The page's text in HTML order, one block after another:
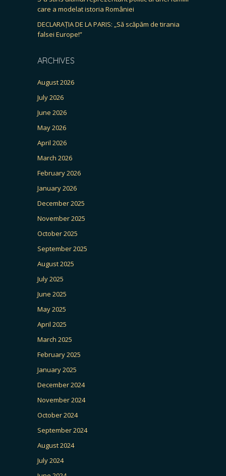
care a modelat istoria României
DECLARAȚIA DE LA PARIS: „Să scăpăm de tirania
falsei Europe!”
ARCHIVES
August 2026
July 2026
June 2026
May 2026
April 2026
March 2026
February 2026
January 2026
December 2025
November 2025
October 2025
September 2025
August 2025
July 2025
June 2025
May 2025
April 2025
March 2025
February 2025
January 2025
December 2024
November 2024
October 2024
September 2024
August 2024
July 2024